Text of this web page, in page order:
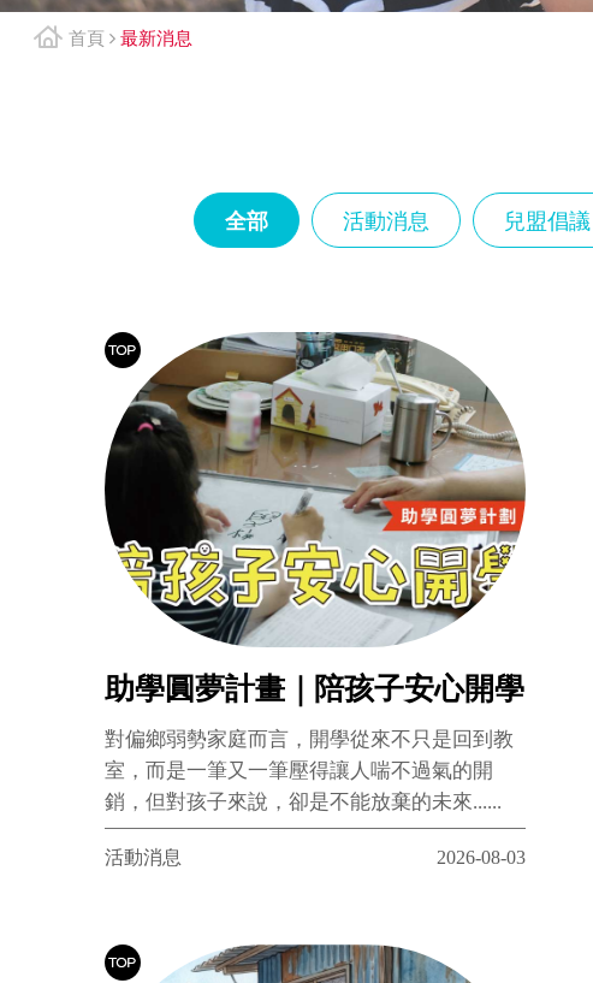
首頁 最新消息
倡
議
全部 活動消息 兒盟倡議
助學圓夢計畫｜陪孩子安心開學
對偏鄉弱勢家庭而言，開學從來不只是回到教
室，而是一筆又一筆壓得讓人喘不過氣的開
銷，但對孩子來說，卻是不能放棄的未來......
活動消息 2026-08-03